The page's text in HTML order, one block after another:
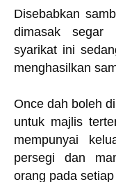
Disebabkan
dimasak segar
syarikat ini
menghasilkan
Once dah boleh
untuk majlis
mempunyai
persegi dan
orang pada